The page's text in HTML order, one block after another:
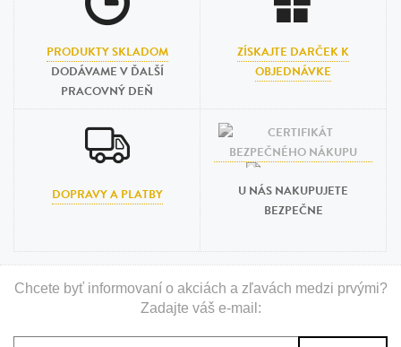
PRODUKTY SKLADOM
DODÁVAME V ĎALŠÍ
PRACOVNÝ DEŇ
ZÍSKAJTE DARČEK K
OBJEDNÁVKE
DOPRAVY A PLATBY
U NÁS NAKUPUJETE
BEZPEČNE
Chcete byť informovaní o akciách a zľavách medzi prvými?
Zadajte váš e-mail: